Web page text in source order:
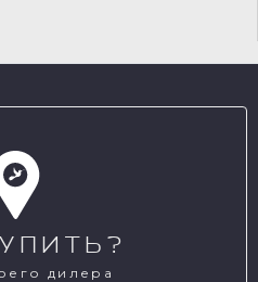
дилера